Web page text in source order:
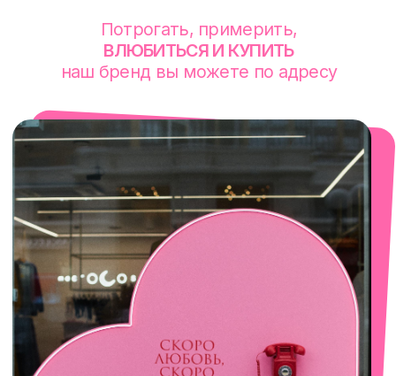
Село Эстосадок, ТРЦ Горки Молл,
Горная Карусель, 3
+7 (919) 374-04-04
с 10-00 до 22-00
смотреть в Яндекс. Картах